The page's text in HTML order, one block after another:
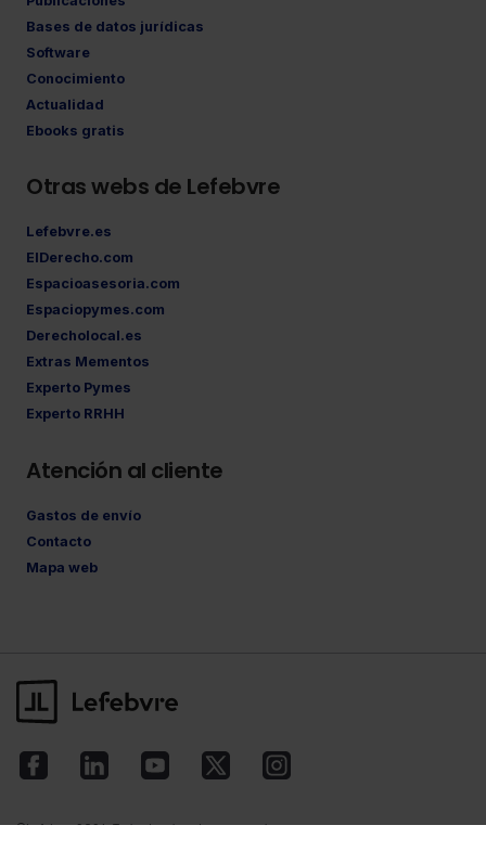
Bases de datos jurídicas
Software
Conocimiento
Actualidad
Ebooks gratis
Otras webs de Lefebvre
Lefebvre.es
ElDerecho.com
Espacioasesoria.com
Espaciopymes.com
Derecholocal.es
Extras Mementos
Experto Pymes
Experto RRHH
Atención al cliente
Gastos de envío
Contacto
Mapa web